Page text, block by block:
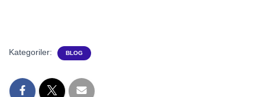
Kategoriler: BLOG